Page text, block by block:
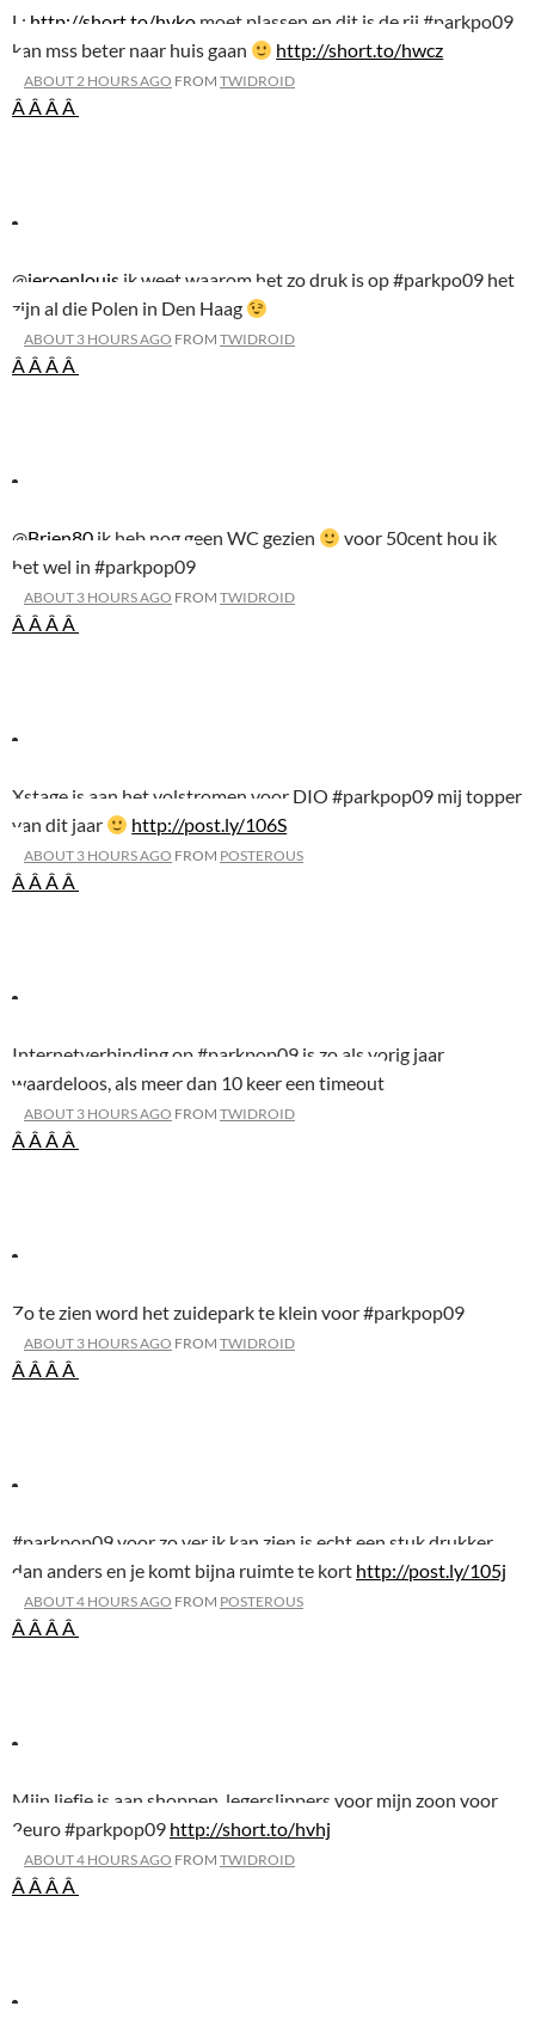
L: http://short.to/hvko moet plassen en dit is de rij #parkpo09
kan mss beter naar huis gaan
http://short.to/hwcz
ABOUT 2 HOURS AGO FROM TWIDROID
Â ÂÂ Â
@jeroenlouis ik weet waarom het zo druk is op #parkpo09 het
zijn al die Polen in Den Haag
ABOUT 3 HOURS AGO FROM TWIDROID
Â ÂÂ Â
@Brien80 ik heb nog geen WC gezien
voor 50cent hou ik
het wel in #parkpop09
ABOUT 3 HOURS AGO FROM TWIDROID
Â ÂÂ Â
Xstage is aan het volstromen voor DIO #parkpop09 mij topper
van dit jaar
http://post.ly/106S
ABOUT 3 HOURS AGO FROM POSTEROUS
Â ÂÂ Â
Internetverbinding op #parkpop09 is zo als vorig jaar
waardeloos, als meer dan 10 keer een timeout
ABOUT 3 HOURS AGO FROM TWIDROID
Â ÂÂ Â
Zo te zien word het zuidepark te klein voor #parkpop09
ABOUT 3 HOURS AGO FROM TWIDROID
Â ÂÂ Â
#parkpop09 voor zo ver ik kan zien is echt een stuk drukker
dan anders en je komt bijna ruimte te kort http://post.ly/105j
ABOUT 4 HOURS AGO FROM POSTEROUS
Â ÂÂ Â
Mijn liefje is aan shoppen, legerslippers voor mijn zoon voor
2euro #parkpop09 http://short.to/hvhj
ABOUT 4 HOURS AGO FROM TWIDROID
Â ÂÂ Â